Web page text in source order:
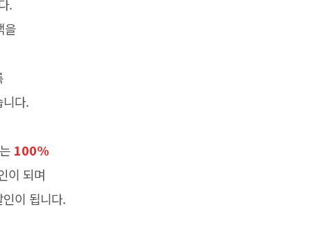
.
을
다.
100%
이 되며
이 됩니다.